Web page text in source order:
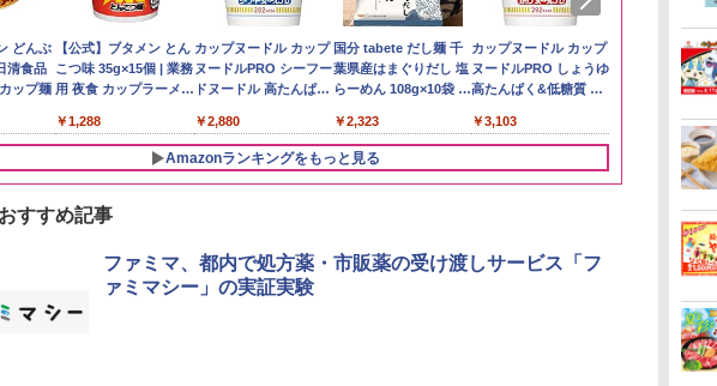
産ブレ
野沢農産 無洗米 青い流
るる コシヒカリ 5kg 長
野県産 令和7年産
￥3,980
【在庫処分価格】もも
たろう印 無洗米 5kg 業
務用 お米マイスターブ
￥2,680
by Amazon 新潟県産
新潟のお米 無洗米 5kg
￥3,274
by Amazon あきたこ
まちブレンド 無洗米
5kg
￥3,396
フクテイラ
米】北東北
あきたこま
ニッカ
ー
クニッ
ィスキ
得 4リッ
角瓶 2700ml サントリ
ー ウイスキー ハイボー
ル 大容量
￥6,063
角ハイボール
350ml×24本 サントリ
ー ウイスキー ハイボー
￥4,930
トリスウイスキー
4000ml サントリー 大
容量 4リットル
￥4,274
【数量限定】フロム・
ザ・バレル モルトウイ
スキー500ml アサヒ [
フト プレゼント 贈り
物に】
￥4,402
サントリー
ルト ウイス
Story of the
￥19,860
どんぶ
清食品
ップ麺
【公式】ブタメン とん
こつ味 35g×15個 | 業務
用 夜食 カップラーメン
スタント アウトドアに
も ローリングストック
大人買い おやつカンパ
￥1,288
カップヌードル カップ
ヌードルPRO シーフー
ドヌードル 高たんぱく
えめ 78g×12個
￥2,880
国分 tabete だし麺 千
葉県産はまぐりだし 塩
らーめん 108g×10袋 保
￥2,323
カップヌードル カップ
ヌードルPRO しょうゆ
高たんぱく&低糖質 さ
75g×12個
￥3,103
マルちゃん
ZUBAAAN!
醤油豚骨 3食
Amazonランキングをもっと見る
3 4
すすめ記事
ファミマ、都内で処方薬・市販薬の受け渡しサービス「フ
ァミマシー」の実証実験